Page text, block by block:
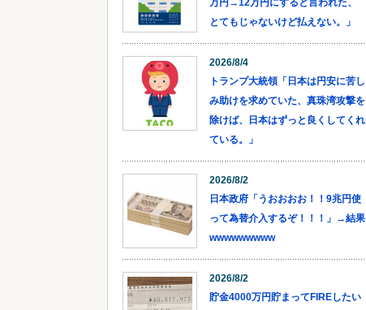
万円→12万円にすると言われた、
とてもじゃないけど払えない。」
2026/8/4
トランプ大統領「日本は円安に苦し
み助けを求めていた、真珠湾攻撃を
除けば、日本はずっと良くしてくれ
ている。」
2026/8/2
日本政府「うおおおお！！9兆円使
って為替介入するぞ！！！」→結果
wwwwwwwww
2026/8/2
貯金4000万円貯まってFIREしたい